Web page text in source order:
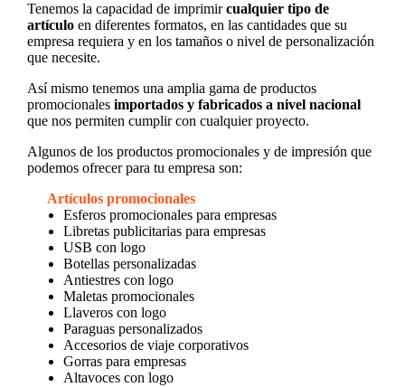
Tenemos la capacidad de imprimircualquier tipo de
artículoen diferentes formatos, en las cantidades que su
empresa requiera y en los tamaños o nivel de personalización
que necesite.
Así mismo tenemos una amplia gama de productos
promocionales importados y fabricados a nivel nacional
que nos permiten cumplir con cualquier proyecto.
Algunos de los productos promocionales y de impresión que
podemos ofrecer para tu empresa son:
Artículos promocionales
Esferos promocionales para empresas
Libretas publicitarias para empresas
USB con logo
Botellas personalizadas
Antiestres con logo
Maletas promocionales
Llaveros con logo
Paraguas personalizados
Accesorios de viaje corporativos
Gorras para empresas
Altavoces con logo